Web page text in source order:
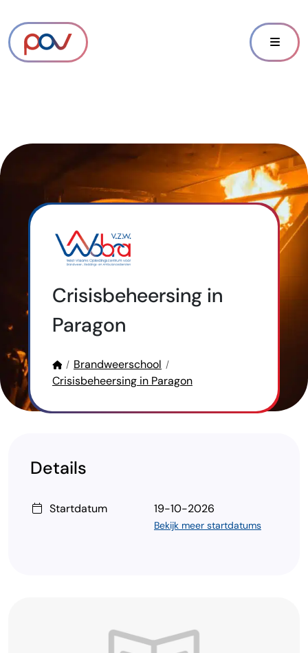
Crisisbeheersing in
Paragon
Brandweerschool
Crisisbeheersing in Paragon
Details
KenmerkWaarde
Startdatum 19-10-2026
Bekijk meer startdatums